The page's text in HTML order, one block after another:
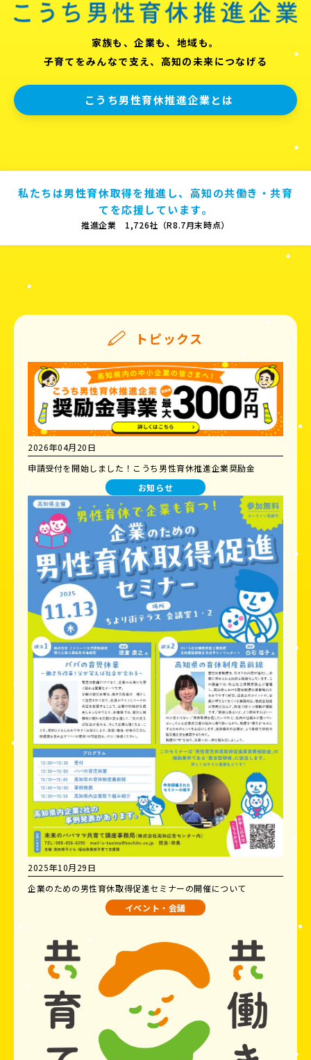
家族も、企業も、地域も。
子育てをみんなで支え、高知の未来につなげる
こうち男性育休推進企業とは
私たちは男性育休取得を推進し、高知の共働き・共育
てを応援しています。
推進企業 1,726社（R8.7月末時点）
トピックス
2026年04月20日
申請受付を開始しました！こうち男性育休推進企業奨励金
お知らせ
2025年10月29日
企業のための男性育休取得促進セミナーの開催について
イベント・会議